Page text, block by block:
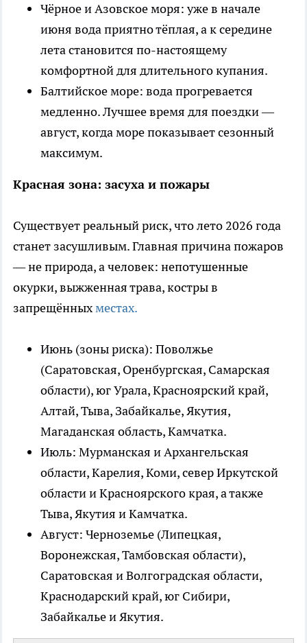
Чёрное и Азовское моря: уже в начале
июня вода приятно тёплая, а к середине
лета становится по-настоящему
комфортной для длительного купания.
Балтийское море: вода прогревается
медленно. Лучшее время для поездки —
август, когда море показывает сезонный
максимум.
Красная зона: засуха и пожары
Существует реальный риск, что лето 2026 года
станет засушливым. Главная причина пожаров
— не природа, а человек: непотушенные
окурки, выжженная трава, костры в
запрещённыхместах.
Июнь (зоны риска): Поволжье
(Саратовская, Оренбургская, Самарская
области), юг Урала, Красноярский край,
Алтай, Тыва, Забайкалье, Якутия,
Магаданская область, Камчатка.
Июль: Мурманская и Архангельская
области, Карелия, Коми, север Иркутской
области и Красноярского края, а также
Тыва, Якутия и Камчатка.
Август: Черноземье (Липецкая,
Воронежская, Тамбовская области),
Саратовская и Волгоградская области,
Краснодарский край, юг Сибири,
Забайкалье и Якутия.